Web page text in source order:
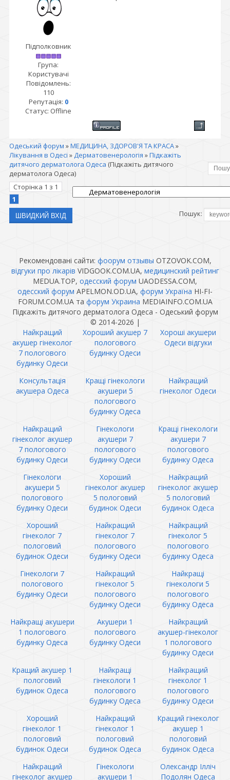
Підполковник
Група:
Користувачі
Повідомлень:
110
Репутація: 0
Статус: Offline
Одеський форум »МЕДИЦИНА, ЗДОРОВ'Я ТА КРАСА»
Лікування в Одесі »Дерматовенерологія »Підкажіть
дитячого дерматолога Одеса (Підкажіть дитячого
дерматолога Одеса)
Сторінка 1 з 1
1
Пошук:
Рекомендовані сайти: фоорум отзывы OTZOVOK.COM,
відгуки про лікарів VIDGOOK.COM.UA, медицинский рейтинг
MEDUA.TOP, одесский форум UAODESSA.COM,
одесский форум APELMON.OD.UA, форум Україна HI-FI-
FORUM.COM.UA та форум Украина MEDIAINFO.COM.UA
Підкажіть дитячого дерматолога Одеса - Одеський форум
© 2014-2026 |
Найкращий
акушер гінеколог
7 пологового
будинку Одеси
Хороший акушер 7
пологового
будинку Одеси
Хороші акушери
Одеси відгуки
Консультація
акушера Одеса
Кращі гінекологи
акушери 5
пологового
будинку Одеса
Найкращий
гінеколог Одеси
Найкращий
гінеколог акушер
7 пологового
будинку Одеси
Гінекологи
акушери 7
пологового
будинку Одеси
Кращі гінекологи
акушери 7
пологового
будинку Одеса
Гінекологи
акушери 5
пологового
будинку Одеси
Хороший
гінеколог акушер
5 пологовий
будинок Одеси
Найкращий
гінеколог акушер
5 пологовий
будинок Одеса
Хороший
гінеколог 7
пологовий
будинок Одеси
Найкращий
гінеколог 7
пологового
будинку Одеси
Найкращий
гінеколог 5
пологового
будинку Одеса
Гінекологи 7
пологового
будинку Одеси
Найкращий
гінеколог 5
пологового
будинку Одеси
Найкращі
гінекологи 5
пологового
будинку Одеса
Найкращі акушери
1 пологового
будинку Одеса
Акушери 1
пологового
будинку Одеси
Найкращий
акушер-гінеколог
1 пологового
будинку Одеси
Кращий акушер 1
пологовий
будинок Одеса
Найкращі
гінекологи 1
пологового
будинку Одеса
Найкращий
гінеколог 1
пологового
будинку Одеси
Хороший
гінеколог 1
пологовий
будинок Одеси
Найкращий
гінеколог 1
пологовий
будинок Одеса
Кращий гінеколог
акушер 1
пологовий
будинок Одеса
Найкращий
гінеколог акушер
Гінекологи
акушери 1
Олександр Ілліч
Подолян Одеса